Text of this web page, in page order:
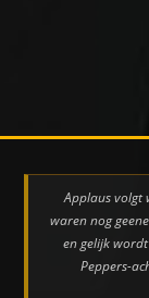
Applaus volgt
waren nog
en gelijk
Peppers-